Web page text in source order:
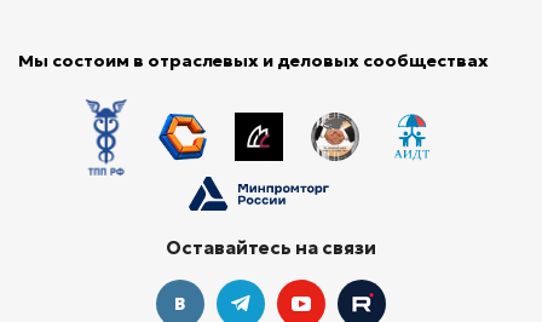
Мы состоим в отраслевых и деловых сообществах
Оставайтесь на связи